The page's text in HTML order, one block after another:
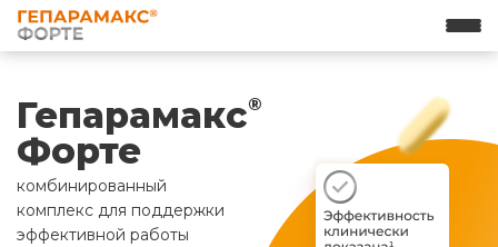
Гепарамакс®
Форте
комбинированный
комплекс для поддержки
эффективной работы